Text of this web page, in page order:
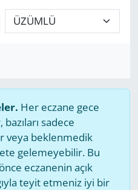
Her eczane gece
sadece
veya beklenmedik
gelemeyebilir. Bu
eczanenin açık
teyit etmeniz iyi bir